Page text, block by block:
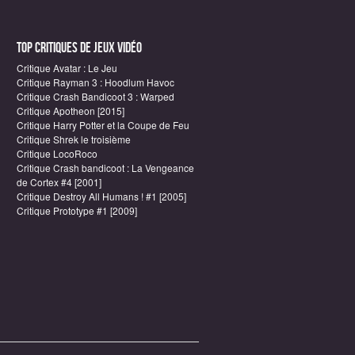
Top critiques de Jeux vidéo
Critique Avatar : Le Jeu
Critique Rayman 3 : Hoodlum Havoc
Critique Crash Bandicoot 3 : Warped
Critique Apotheon [2015]
Critique Harry Potter et la Coupe de Feu
Critique Shrek le troisième
Critique LocoRoco
Critique Crash bandicoot : La Vengeance
de Cortex #4 [2001]
Critique Destroy All Humans ! #1 [2005]
Critique Prototype #1 [2009]